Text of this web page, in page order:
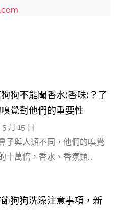
狗不能聞香水(香味)？了
覺對他們的重要性
月 15 日
子與人類不同，他們的嗅覺
十萬倍，香水、香氛類...
狗狗洗澡注意事項，新